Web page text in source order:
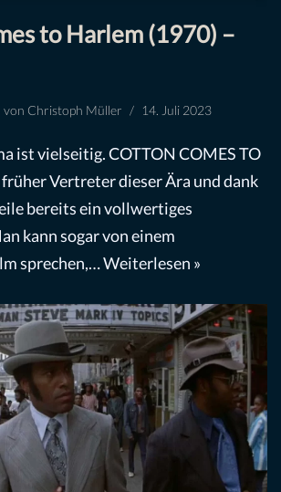
to Harlem (1970) –
von Christoph Müller 14. Juli 2023
ist vielseitig. COTTON COMES TO
Vertreter dieser Ära und dank
bereits ein vollwertiges
kann sogar von einem
sprechen,…Weiterlesen »